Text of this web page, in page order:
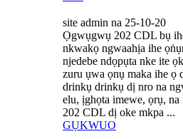
site admin na 25-10-20
Ọgwụgwụ 202 CDL bụ
nkwakọ ngwaahịa ihe
njedebe ndọpụta nke ite
zuru ụwa ọnụ maka ihe ọ
drinkụ drinkụ dị nro na
elu, ịghọta imewe, ọrụ, na
202 CDL dị oke mkpa ...
GỤKWUO